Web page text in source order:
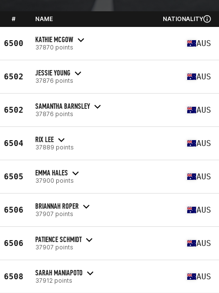
# NAME NATIONALITY
6500 KATHIE MCGOW
37870 points AUS
6502 JESSIE YOUNG
37876 points AUS
6502 SAMANTHA BARNSLEY
37876 points AUS
6504 RIX LEE
37889 points AUS
6505 EMMA HALES
37900 points AUS
6506 BRIANNAH ROPER
37907 points AUS
6506 PATIENCE SCHMIDT
37907 points AUS
6508 SARAH MANIAPOTO
37912 points AUS